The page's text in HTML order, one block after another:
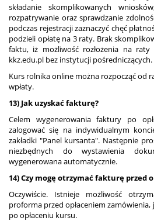
składanie skomplikowanych
rozpatrywanie oraz sprawdzanie
podczas rejestracji zaznaczyć chęć
podzieli opłatę na 3 raty. Brak
faktu, iż możliwość rozłożenia na
kkz.edu.pl bez instytucji pośredniczących.
Kurs rolnika online można rozpocząć od
wpłaty.
13) Jak uzyskać fakturę?
Celem wygenerowania faktury po
zalogować się na indywidualnym
zakładki "Panel kursanta". Następnie
niezbędnych do wystawienia
wygenerowana automatycznie.
14) Czy mogę otrzymać fakturę przed
Oczywiście. Istnieje możliwość
proforma przed opłaceniem
po opłaceniu kursu.